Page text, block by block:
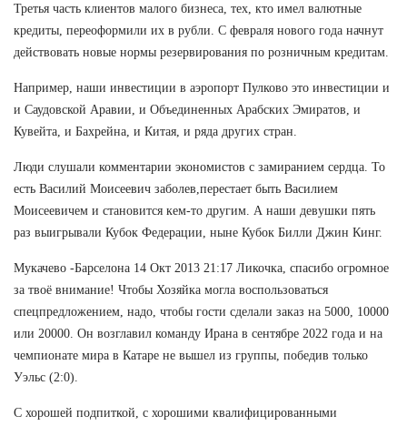
Третья часть клиентов малого бизнеса, тех, кто имел валютные
кредиты, переоформили их в рубли. С февраля нового года начнут
действовать новые нормы резервирования по розничным кредитам.
Например, наши инвестиции в аэропорт Пулково это инвестиции и
и Саудовской Аравии, и Объединенных Арабских Эмиратов, и
Кувейта, и Бахрейна, и Китая, и ряда других стран.
Люди слушали комментарии экономистов с замиранием сердца. То
есть Василий Моисеевич заболев,перестает быть Василием
Моисеевичем и становится кем-то другим. А наши девушки пять
раз выигрывали Кубок Федерации, ныне Кубок Билли Джин Кинг.
Мукачево -Барселона 14 Окт 2013 21:17 Ликочка, спасибо огромное
за твоё внимание! Чтобы Хозяйка могла воспользоваться
спецпредложением, надо, чтобы гости сделали заказ на 5000, 10000
или 20000. Он возглавил команду Ирана в сентябре 2022 года и на
чемпионате мира в Катаре не вышел из группы, победив только
Уэльс (2:0).
С хорошей подпиткой, с хорошими квалифицированными